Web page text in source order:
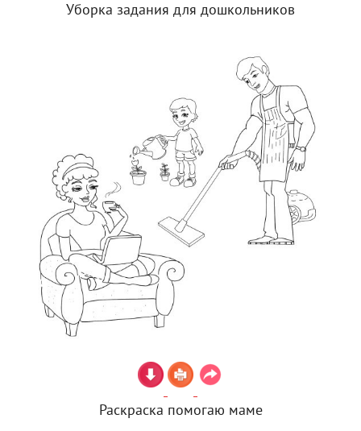
Уборка задания для дошкольников
Раскраска помогаю маме